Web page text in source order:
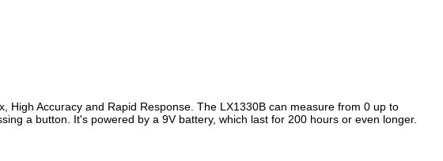
Accuracy and Rapid Response. The LX1330B can measure from 0 up to
a button. It's powered by a 9V battery, which last for 200 hours or even longer.